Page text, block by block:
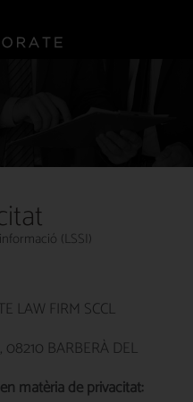
(LSSI)
LAW FIRM SCCL
BARBERÀ DEL
matèria de privacitat: